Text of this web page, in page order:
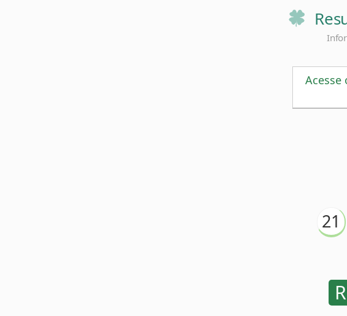
Acesse
21